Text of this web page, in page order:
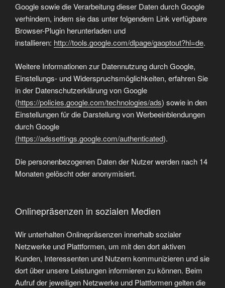
Google sowie die Verarbeitung dieser Daten durch Google
verhindern, indem sie das unter folgendem Link verfügbare
Browser-Plugin herunterladen und
installieren: http://tools.google.com/dlpage/gaoptout?hl=de.
Weitere Informationen zur Datennutzung durch Google,
Einstellungs- und Widerspruchsmöglichkeiten, erfahren Sie
in der Datenschutzerklärung von Google
(https://policies.google.com/technologies/ads) sowie in den
Einstellungen für die Darstellung von Werbeeinblendungen
durch Google
(https://adssettings.google.com/authenticated).
Die personenbezogenen Daten der Nutzer werden nach 14
Monaten gelöscht oder anonymisiert.
Onlinepräsenzen in sozialen Medien
Wir unterhalten Onlinepräsenzen innerhalb sozialer
Netzwerke und Plattformen, um mit den dort aktiven
Kunden, Interessenten und Nutzern kommunizieren und sie
dort über unsere Leistungen informieren zu können. Beim
Aufruf der jeweiligen Netzwerke und Plattformen gelten die